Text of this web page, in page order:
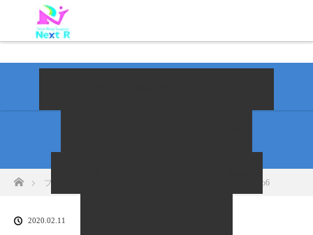
ブログ一覧 d3a5c4a0-8933-4628-ac37-cb1e7cde75b6
2020.02.11